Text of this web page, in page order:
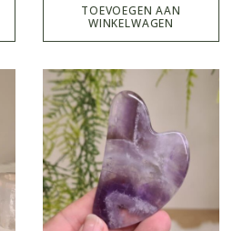
TOEVOEGEN AAN
WINKELWAGEN